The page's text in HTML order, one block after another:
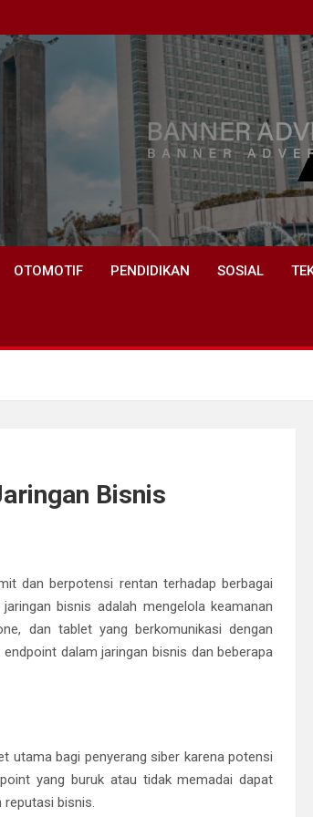
OTOMOTIF PENDIDIKAN SOSIAL
Bisnis
dan berpotensi rentan terhadap berbagai
bisnis adalah mengelola keamanan
dan tablet yang berkomunikasi dengan
dalam jaringan bisnis dan beberapa
utama bagi penyerang siber karena potensi
yang buruk atau tidak memadai dapat
reputasi bisnis.